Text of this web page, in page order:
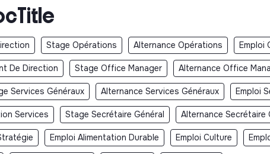
Stage Opérations Alternance Opérations Emploi
De Direction Stage Office Manager Alternance Office
Services Généraux Alternance Services Généraux Emploi
Services Stage Secrétaire Général Alternance Secrétaire
Emploi Alimentation Durable Emploi Culture